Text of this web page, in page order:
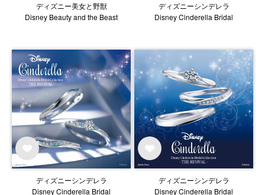
ディズニー美女と野獣
Disney Beauty and the Beast
ディズニーシンデレラ
Disney Cinderella Bridal
ディズニーシンデレラ
Disney Cinderella Bridal
ディズニーシンデレラ
Disney Cinderella Bridal